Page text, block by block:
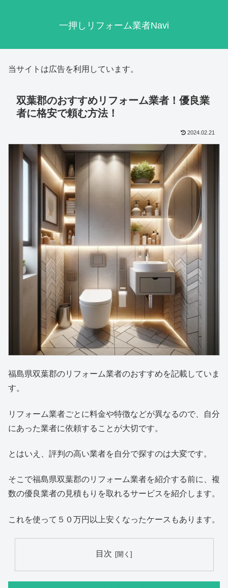
一押しリフォーム業者Navi
当サイトは広告を利用しています。
双葉郡のおすすめリフォーム業者！優良業
者に格安で頼む方法！
2024.02.21
福島県双葉郡のリフォーム業者のおすすめを記載していま
す。
リフォーム業者ごとに料金や特徴などが異なるので、自分
にあった業者に依頼することが大切です。
とはいえ、評判の高い業者を自分で探すのは大変です。
そこで福島県双葉郡のリフォーム業者を紹介する前に、複
数の優良業者の見積もりを取れるサービスを紹介します。
これを使って５０万円以上安くなったケースもあります。
目次